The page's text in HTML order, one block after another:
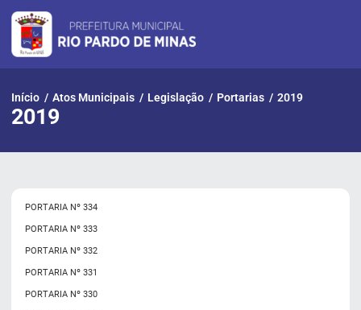
para
conteúdo
Início / Atos Municipais / Legislação / Portarias / 2019
2019
PORTARIA Nº 334
PORTARIA Nº 333
PORTARIA Nº 332
PORTARIA Nº 331
PORTARIA Nº 330